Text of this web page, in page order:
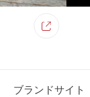
ブランドサイト